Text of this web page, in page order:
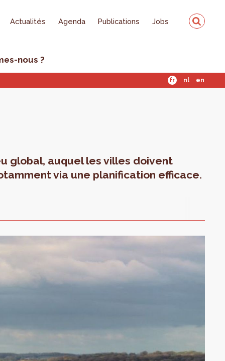
Actualités Agenda Publications Jobs
nous ?
fr nl en
global, auquel les villes doivent
via une planification efficace.